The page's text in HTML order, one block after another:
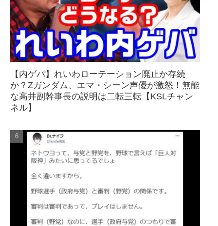
【内ゲバ】れいわローテーション廃止か存続
か？Zガンダム、エマ・シーン声優が激怒！無能
な高井副幹事長の説明は二転三転【KSLチャン
ネル】